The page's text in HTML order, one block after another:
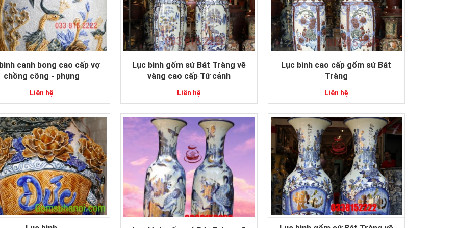
canh bong cao cấp vợ
chồng công - phụng
Liên hệ
Lục bình gốm sứ Bát Tràng vẽ
vàng cao cấp Tứ cảnh
Liên hệ
Lục bình cao cấp gốm sứ Bát
Tràng
Liên hệ